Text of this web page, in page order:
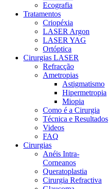
Ecografia
Tratamentos
Criopéxia
LASER Argon
LASER YAG
Ortóptica
Cirurgias LASER
Refracção
Ametropias
Astigmatismo
Hipermetropia
Miopia
Como é a Cirurgia
Técnica e Resultados
Videos
FAQ
Cirurgias
Anéis Intra-
Corneanos
Queratoplastia
Cirurgia Refractiva